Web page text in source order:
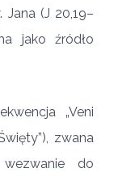
(J 20,19–
jako źródło
„Veni
zwana
do